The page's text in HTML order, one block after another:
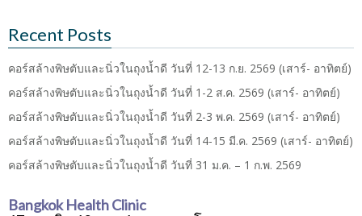
Recent Posts
คอร์สล้างพิษตับและนิ่วในถุงน้ำดี วันที่ 12-13 ก.ย. 2569 (เสาร์- อาทิตย์)
คอร์สล้างพิษตับและนิ่วในถุงน้ำดี วันที่ 1-2 ส.ค. 2569 (เสาร์- อาทิตย์)
คอร์สล้างพิษตับและนิ่วในถุงน้ำดี วันที่ 2-3 พ.ค. 2569 (เสาร์- อาทิตย์)
คอร์สล้างพิษตับและนิ่วในถุงน้ำดี วันที่ 14-15 มี.ค. 2569 (เสาร์- อาทิตย์)
คอร์สล้างพิษตับและนิ่วในถุงน้ำดี วันที่ 31 ม.ค. – 1 ก.พ. 2569
Bangkok Health Clinic